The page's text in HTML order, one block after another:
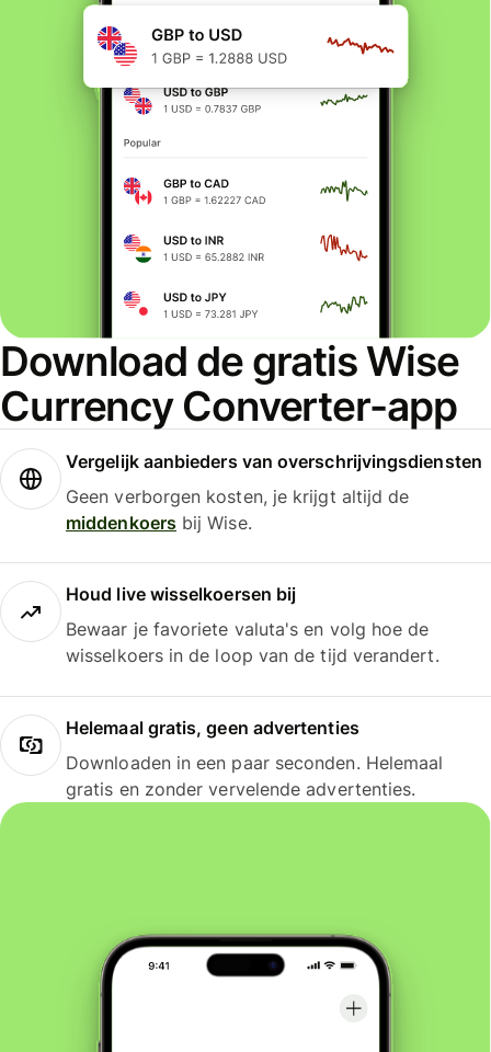
Download de gratis Wise
Currency Converter-app
Vergelijk aanbieders van overschrijvingsdiensten
Geen verborgen kosten, je krijgt altijd de
middenkoersbij Wise.
Houd live wisselkoersen bij
Bewaar je favoriete valuta's en volg hoe de
wisselkoers in de loop van de tijd verandert.
Helemaal gratis, geen advertenties
Downloaden in een paar seconden. Helemaal
gratis en zonder vervelende advertenties.